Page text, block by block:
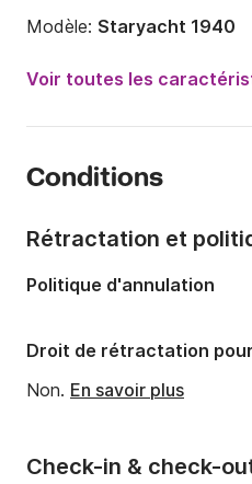
Modèle: Staryacht 1940
Puissance moteur:
375cv
Capacité à bord:
Nombre de cabines:
Voir toutes les
Conditions
Check-in & check-
Rétractation et
Politique d'annulation
Droit de rétractation
Non. En savoir plus